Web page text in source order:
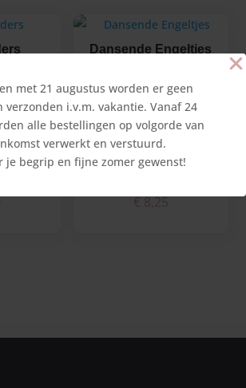
met 21 augustus worden er geen
verzonden i.v.m. vakantie. Vanaf 24
alle bestellingen op volgorde van
verwerkt en verstuurd.
je begrip en fijne zomer gewenst!
Dansende Engeltjes
€8,25